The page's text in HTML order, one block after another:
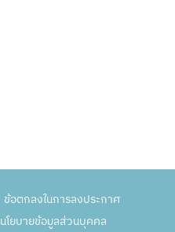
ข้อตกลงในการลงประกาศ
นโยบายข้อมูลส่วนบุคคล